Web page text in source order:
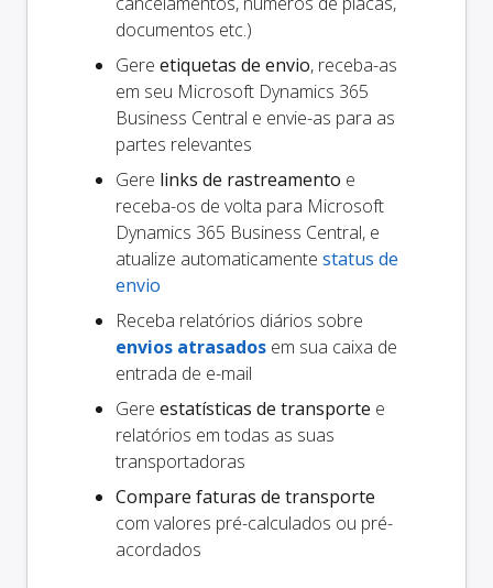
documentos etc.)
Gere etiquetas de envio, receba-as
em seu Microsoft Dynamics 365
Business Central e envie-as para as
partes relevantes
Gere links de rastreamento e
receba-os de volta para Microsoft
Dynamics 365 Business Central, e
atualize automaticamente status de
envio
Receba relatórios diários sobre
envios atrasados em sua caixa de
entrada de e-mail
Gere estatísticas de transporte e
relatórios em todas as suas
transportadoras
Compare faturas de transporte
com valores pré-calculados ou pré-
acordados